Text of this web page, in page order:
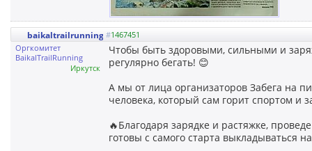
baikaltrailrunning #1467451
Оргкомитет
BaikalTrailRunning
Иркутск
Чтобы быть здоровыми, сильными и
регулярно бегать! 😊
А мы от лица организаторов Забега на
человека, который сам горит спортом и
🔥Благодаря зарядке и растяжке,
готовы с самого старта выкладываться